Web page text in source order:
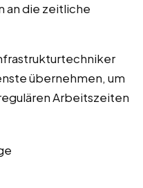
an die zeitliche
übernehmen, um
Arbeitszeiten